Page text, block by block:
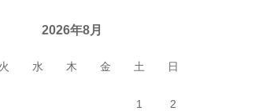
2026年8月
火 水 木 金 土 日
1 2